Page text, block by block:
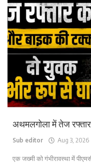
अथमलगोला में तेज
Sub editor Aug 3, 2026
एक जख्मी को गंभीरावस्था में